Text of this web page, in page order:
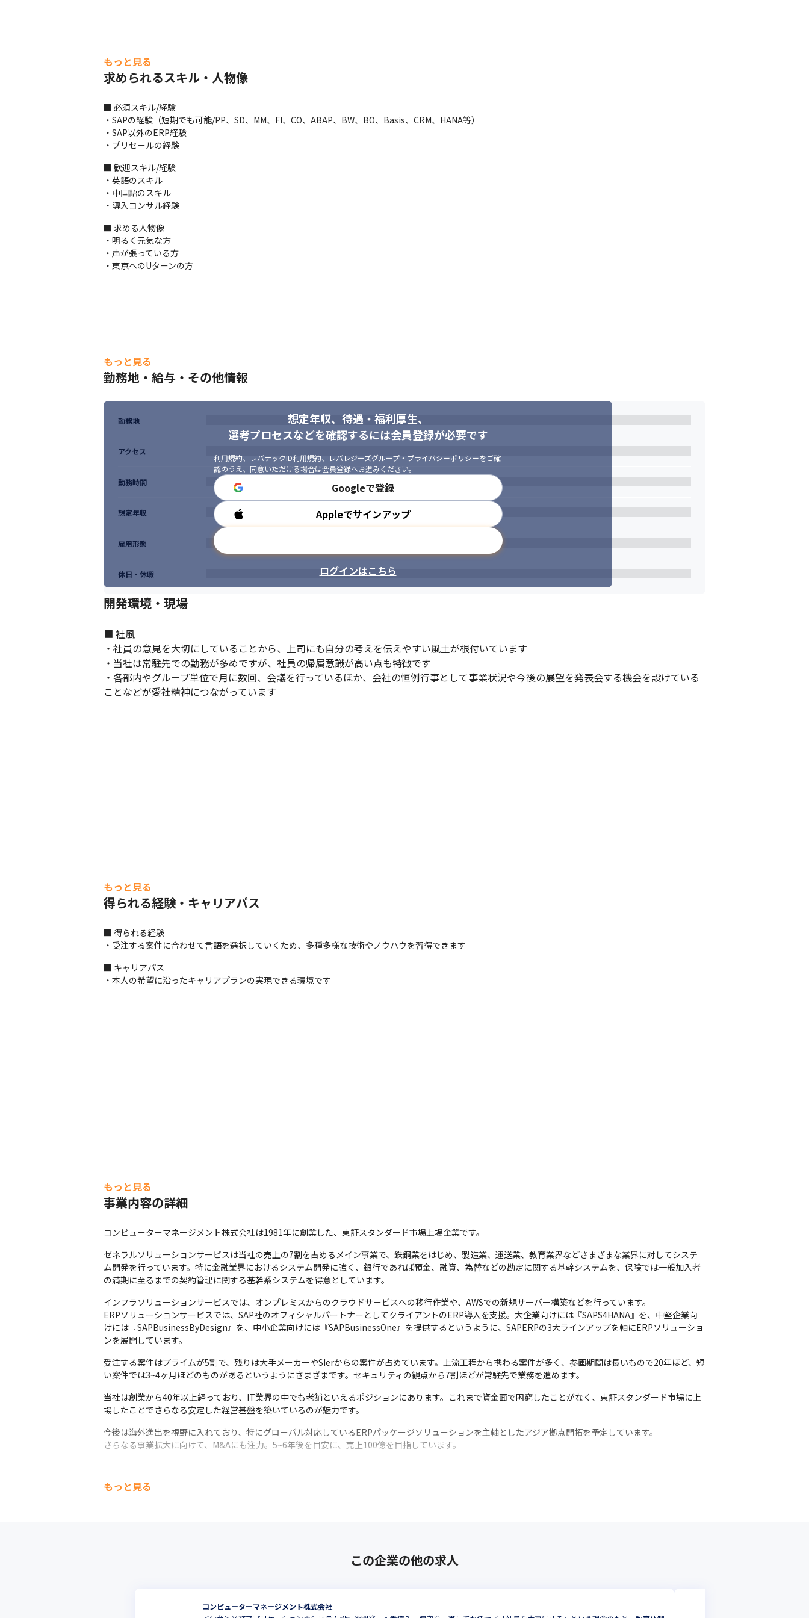
もっと見る
求められるスキル・人物像
■ 必須スキル/経験
・SAPの経験（短期でも可能/PP、SD、MM、FI、CO、ABAP、BW、BO、Basis、CRM、HANA等）
・SAP以外のERP経験
・プリセールの経験
■ 歓迎スキル/経験
・英語のスキル
・中国語のスキル
・導入コンサル経験
■ 求める人物像
・明るく元気な方
・声が張っている方
・東京へのUターンの方
もっと見る
勤務地・給与・その他情報
想定年収、待遇・福利厚生、
選考プロセスなどを確認するには会員登録が必要です
利用規約、 レバテックID利用規約、 レバレジーズグループ・プライバシーポリシーをご確
認のうえ、同意いただける場合は会員登録へお進みください。
Googleで登録
Appleでサインアップ
ログインはこちら
勤務地
アクセス
勤務時間
想定年収
雇用形態
休日・休暇
開発環境・現場
■ 社風
・社員の意見を大切にしていることから、上司にも自分の考えを伝えやすい風土が根付いています
・当社は常駐先での勤務が多めですが、社員の帰属意識が高い点も特徴です
・各部内やグループ単位で月に数回、会議を行っているほか、会社の恒例行事として事業状況や今後の展望を発表会する機会を設けている
ことなどが愛社精神につながっています
もっと見る
得られる経験・キャリアパス
■ 得られる経験
・受注する案件に合わせて言語を選択していくため、多種多様な技術やノウハウを習得できます
■ キャリアパス
・本人の希望に沿ったキャリアプランの実現できる環境です
もっと見る
事業内容の詳細
コンピューターマネージメント株式会社は1981年に創業した、東証スタンダード市場上場企業です。
ゼネラルソリューションサービスは当社の売上の7割を占めるメイン事業で、鉄鋼業をはじめ、製造業、運送業、教育業界などさまざまな業界に対してシステ
ム開発を行っています。特に金融業界におけるシステム開発に強く、銀行であれば預金、融資、為替などの勘定に関する基幹システムを、保険では一般加入者
の満期に至るまでの契約管理に関する基幹系システムを得意としています。
インフラソリューションサービスでは、オンプレミスからのクラウドサービスへの移行作業や、AWSでの新規サーバー構築などを行っています。
ERPソリューションサービスでは、SAP社のオフィシャルパートナーとしてクライアントのERP導入を支援。大企業向けには『SAPS4HANA』を、中堅企業向
けには『SAPBusinessByDesign』を、中小企業向けには『SAPBusinessOne』を提供するというように、SAPERPの3大ラインアップを軸にERPソリューショ
ンを展開しています。
受注する案件はプライムが5割で、残りは大手メーカーやSIerからの案件が占めています。上流工程から携わる案件が多く、参画期間は長いもので20年ほど、短
い案件では3~4ヶ月ほどのものがあるというようにさまざまです。セキュリティの観点から7割ほどが常駐先で業務を進めます。
当社は創業から40年以上経っており、IT業界の中でも老舗といえるポジションにあります。これまで資金面で困窮したことがなく、東証スタンダード市場に上
場したことでさらなる安定した経営基盤を築いているのが魅力です。
今後は海外進出を視野に入れており、特にグローバル対応しているERPパッケージソリューションを主軸としたアジア拠点開拓を予定しています。
さらなる事業拡大に向けて、M&Aにも注力。5~6年後を目安に、売上100億を目指しています。
もっと見る
この企業の他の求人
コンピューターマネージメント株式会社